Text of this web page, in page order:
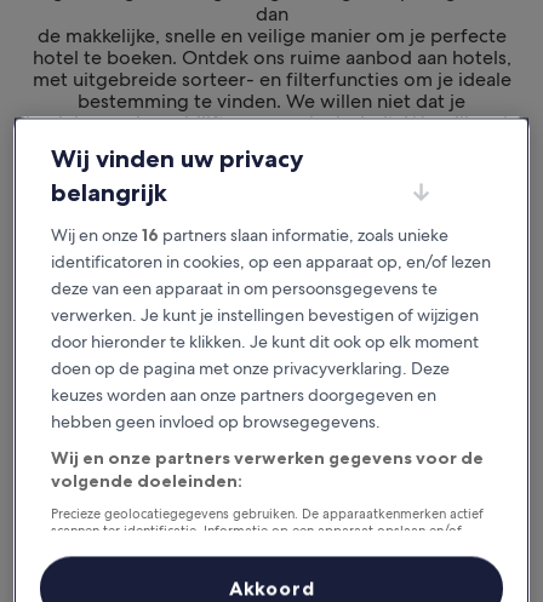
dan
de makkelijke, snelle en veilige manier om je perfecte
hotel te boeken. Ontdek ons ruime aanbod aan hotels,
met uitgebreide sorteer- en filterfuncties om je ideale
bestemming te vinden. We willen niet dat je
de plek waar je verblijft gewoon leuk vindt. We willen dat
je het geweldig vindt.
Beschikbaar voor iOS en Android
Redenen om onze app te
downloaden
Wij vinden uw privacy
belangrijk
Wij en onze16 partners slaan informatie, zoals unieke
identificatoren in cookies, op een apparaat op, en/of lezen
deze van een apparaat in om persoonsgegevens te
verwerken. Je kunt je instellingen bevestigen of wijzigen
door hieronder te klikken. Je kunt dit ook op elk moment
doen op de pagina met onze privacyverklaring. Deze
keuzes worden aan onze partners doorgegeven en
hebben geen invloed op browsegegevens.
Wij en onze partners verwerken gegevens voor de
volgende doeleinden:
Precieze geolocatiegegevens gebruiken. De apparaatkenmerken actief
scannen ter identificatie. Informatie op een apparaat opslaan en/of
contentmetingen, doelgroepenonderzoek en ontwikkeling van
Akkoord